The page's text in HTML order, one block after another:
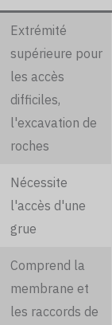
Extrémité
supérieure pour
les accès
difficiles,
l'excavation de
roches
Nécessite
l'accès d'une
grue
Comprend la
membrane et
les raccords de